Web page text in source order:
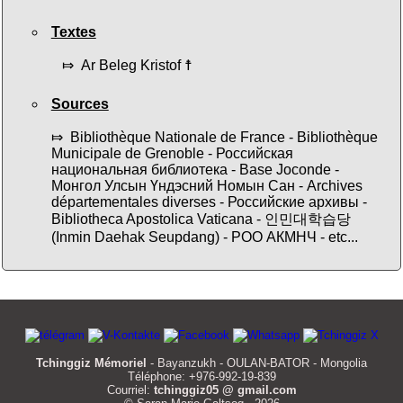
Textes
⤇ Ar Beleg Kristof ☨
Sources
⤇ Bibliothèque Nationale de France - Bibliothèque
Municipale de Grenoble - Российская
национальная библиотека - Base Joconde -
Монгол Улсын Үндэсний Номын Сан - Archives
départementales diverses - Российские архивы -
Bibliotheca Apostolica Vaticana - 인민대학습당
(Inmin Daehak Seupdang) - РОО АКМНЧ - etc...
Tchinggiz Mémoriel - Bayanzukh - OULAN-BATOR - Mongolia
Téléphone: +976-992-19-839
Courriel: tchinggiz05 @ gmail.com